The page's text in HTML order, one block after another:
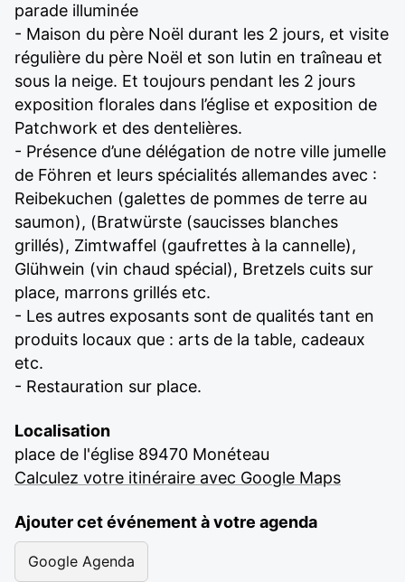
parade illuminée
- Maison du père Noël durant les 2 jours, et visite
régulière du père Noël et son lutin en traîneau et
sous la neige. Et toujours pendant les 2 jours
exposition florales dans l’église et exposition de
Patchwork et des dentelières.
- Présence d’une délégation de notre ville jumelle
de Föhren et leurs spécialités allemandes avec :
Reibekuchen (galettes de pommes de terre au
saumon), (Bratwürste (saucisses blanches
grillés), Zimtwaffel (gaufrettes à la cannelle),
Glühwein (vin chaud spécial), Bretzels cuits sur
place, marrons grillés etc.
- Les autres exposants sont de qualités tant en
produits locaux que : arts de la table, cadeaux
etc.
- Restauration sur place.
Localisation
place de l'église 89470 Monéteau
Calculez votre itinéraire avec Google Maps
Ajouter cet événement à votre agenda
Google Agenda